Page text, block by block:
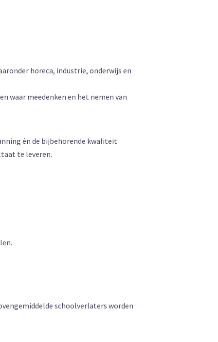
horeca, industrie, onderwijs en
waar meedenken en het nemen van
én de bijbehorende kwaliteit
te leveren.
schoolverlaters worden